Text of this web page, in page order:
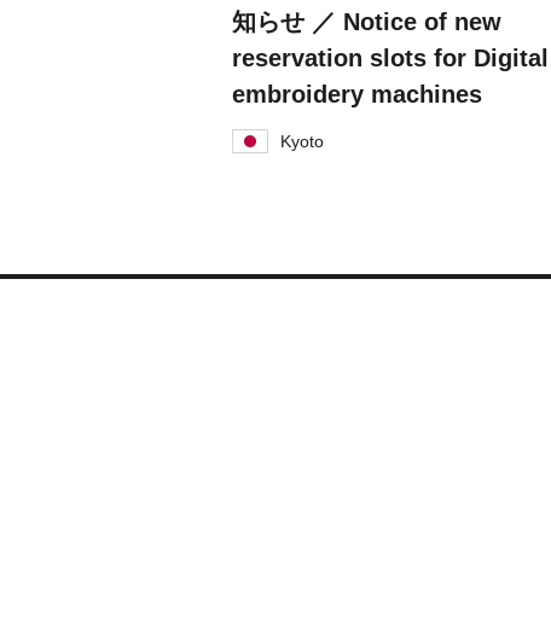
知らせ ／ Notice of new
reservation slots for Digital
embroidery machines
Kyoto